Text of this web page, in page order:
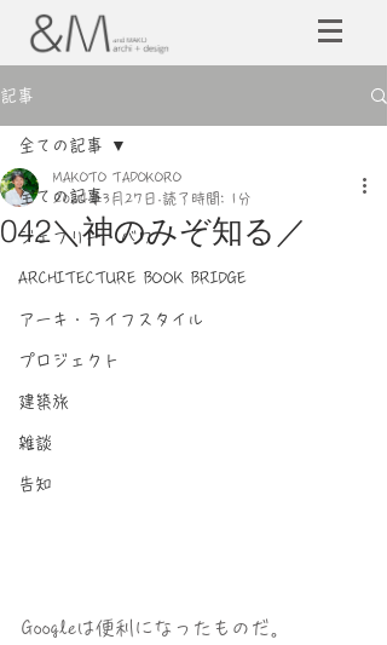
記事
全ての記事
ジェフリー・バワ
ARCHITECTURE BOOK BRIDGE
アーキ・ライフスタイル
プロジェクト
建築旅
雑談
告知
全ての記事
042＼神のみぞ知る／
MAKOTO TADOKORO
2024年3月27日 読了時間: 1分
Googleは便利になったものだ。